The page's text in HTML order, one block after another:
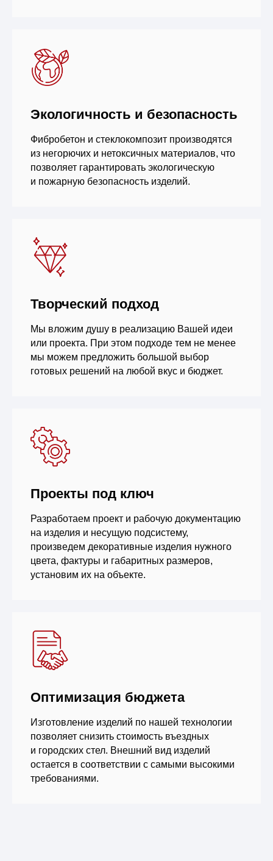
Экологичность и безопасность
Фибробетон и стеклокомпозит производятся
из негорючих и нетоксичных материалов, что
позволяет гарантировать экологическую
и пожарную безопасность изделий.
Творческий подход
Мы вложим душу в реализацию Вашей идеи
или проекта. При этом подходе тем не менее
мы можем предложить большой выбор
готовых решений на любой вкус и бюджет.
Проекты под ключ
Разработаем проект и рабочую документацию
на изделия и несущую подсистему,
произведем декоративные изделия нужного
цвета, фактуры и габаритных размеров,
установим их на объекте.
Оптимизация бюджета
Изготовление изделий по нашей технологии
позволяет снизить стоимость въездных
и городских стел. Внешний вид изделий
остается в соответствии с самыми высокими
требованиями.